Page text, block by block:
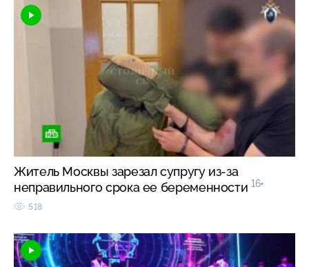
Житель Москвы зарезал супругу из-за
неправильного срока ее беременности 16+
518